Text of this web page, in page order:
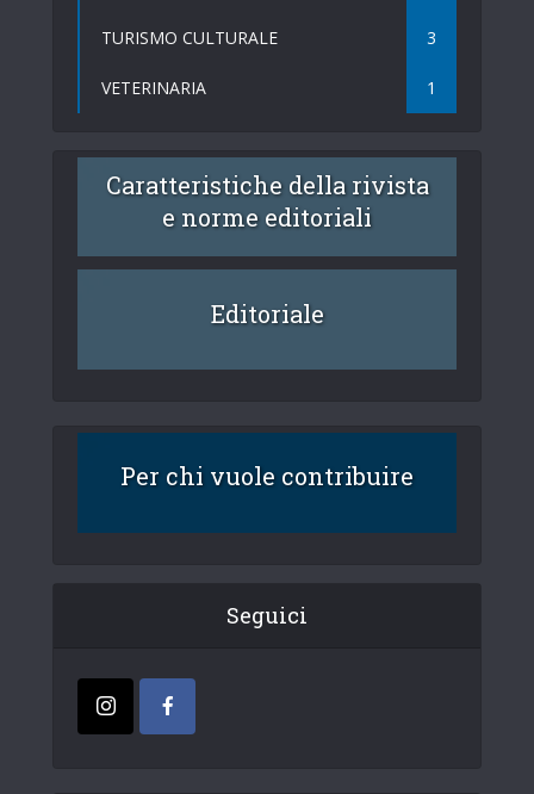
TURISMO CULTURALE 3
VETERINARIA 1
Caratteristiche della rivista
e norme editoriali
Editoriale
Per chi vuole contribuire
Seguici